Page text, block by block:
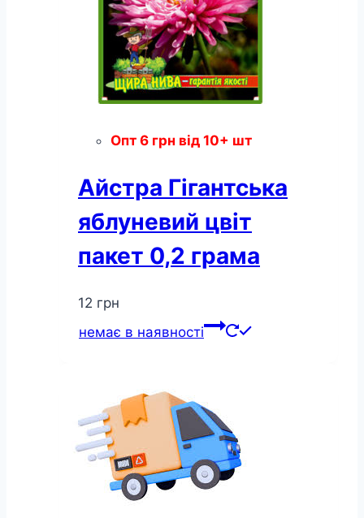
Опт 6 грн від 10+ шт
Айстра Гігантська
яблуневий цвіт
пакет 0,2 грама
12 грн
немає в наявності